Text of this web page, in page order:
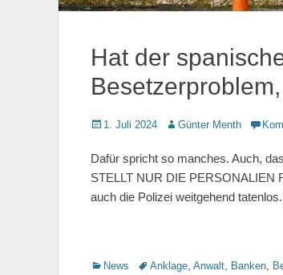
Hat der
Gepostet
1. Juli 2024 AutorGünter Menth
Dafür spricht so manches. Auch,
STELLT NUR DIE PERSONALIEN
auch die Polizei weitgehend tatenlos.
Kategorien
News TagsAnklage, Anwalt, Banken,